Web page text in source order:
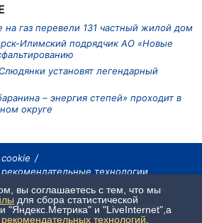
на газ перевели 131 частный жилой дом
Илимский подрядчик АО «Новые
установят легендарный
– энергия степей» проходит в
округе
технологии
ИА «Наш Север». Все права охраняются
агентства на других сайтах, обязательна
вы соглашаетесь с тем, что мы
для сбора статистической
"Яндекс.Метрика" и "LiveInternet",а
рекомендательных технологий